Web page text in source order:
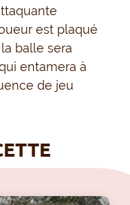
est plaqué
balle sera
entamera à
de jeu